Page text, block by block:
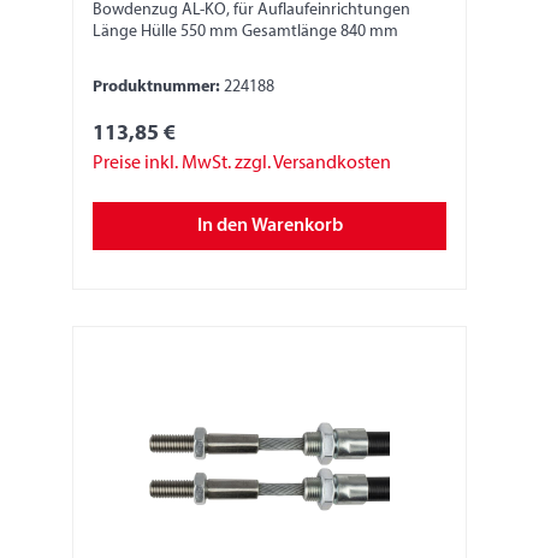
Bowdenzug AL-KO, für Auflaufeinrichtungen
Länge Hülle 550 mm Gesamtlänge 840 mm
Produktnummer: 224188
113,85 €
Preise inkl. MwSt. zzgl. Versandkosten
In den Warenkorb